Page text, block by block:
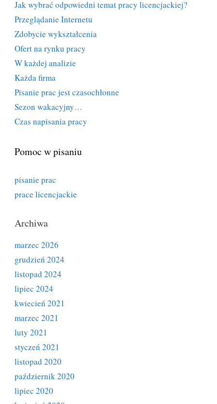
Jak wybrać odpowiedni temat pracy licencjackiej?
Przeglądanie Internetu
Zdobycie wykształcenia
Ofert na rynku pracy
W każdej analizie
Każda firma
Pisanie prac jest czasochłonne
Sezon wakacyjny…
Czas napisania pracy
Pomoc w pisaniu
pisanie prac
prace licencjackie
Archiwa
marzec 2026
grudzień 2024
listopad 2024
lipiec 2024
kwiecień 2021
marzec 2021
luty 2021
styczeń 2021
listopad 2020
październik 2020
lipiec 2020